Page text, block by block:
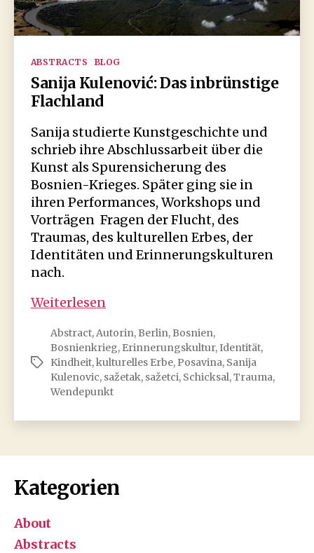
Kategorien
ABSTRACTS BLOG
Sanija Kulenović: Das inbrünstige
Flachland
Sanija studierte Kunstgeschichte und
schrieb ihre Abschlussarbeit über die
Kunst als Spurensicherung des
Bosnien-Krieges. Später ging sie in
ihren Performances, Workshops und
Vorträgen Fragen der Flucht, des
Traumas, des kulturellen Erbes, der
Identitäten und Erinnerungskulturen
nach.
Weiterlesen
Das
inbrünstige
Flachland
Schlagwörter
Abstract, Autorin, Berlin, Bosnien,
Bosnienkrieg, Erinnerungskultur,Identität,
Kindheit,kulturelles Erbe, Posavina, Sanija
Kulenovic, sažetak, sažetci, Schicksal,Trauma,
Wendepunkt
Kategorien
About
Abstracts